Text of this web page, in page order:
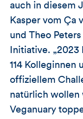
auch in diesem
Kasper vom Ça
und Theo
Initiative.
114 Kolleginnen
offiziellem
natürlich wollen
Veganuary